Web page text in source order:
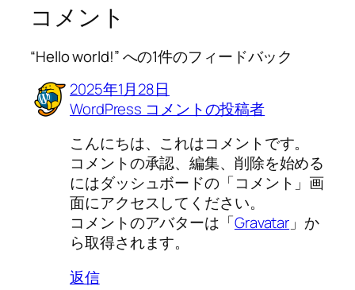
コメント
“Hello world!” への1件のフィードバック
2025年1月28日
WordPress コメントの投稿者
こんにちは、これはコメントです。
コメントの承認、編集、削除を始める
にはダッシュボードの「コメント」画
面にアクセスしてください。
コメントのアバターは「Gravatar 」か
ら取得されます。
返信